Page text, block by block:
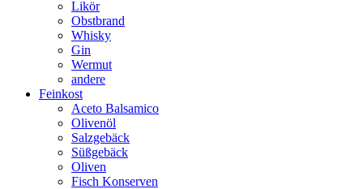
Likör
Obstbrand
Whisky
Gin
Wermut
andere
Feinkost
Aceto Balsamico
Olivenöl
Salzgebäck
Süßgebäck
Oliven
Fisch Konserven